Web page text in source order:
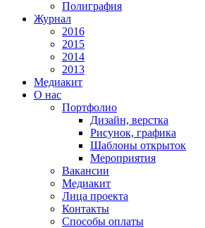
Полиграфия
Журнал
2016
2015
2014
2013
Медиакит
О нас
Портфолио
Дизайн, верстка
Рисунок, графика
Шаблоны открыток
Мероприятия
Вакансии
Медиакит
Лица проекта
Контакты
Способы оплаты